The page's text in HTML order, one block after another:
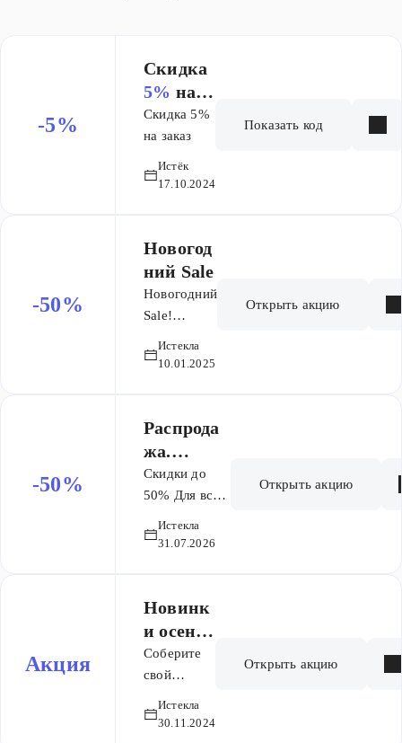
-5%
Скидка
5% на
заказ
Скидка 5%
на заказ
Истёк
17.10.2024
Показать код
-50%
Новогод
ний Sale
Новогодний
Sale!
50%.
Истекла
10.01.2025
Открыть акцию
-50%
Распрода
жа.
Увеличил
и скидки
до50%
Скидки до
50% Для всех
Без
покупок
Истекла
31.07.2026
Открыть акцию
Акция
Новинк
и осени
2024
Соберите
свой
гардером с
Истекла
30.11.2024
Открыть акцию